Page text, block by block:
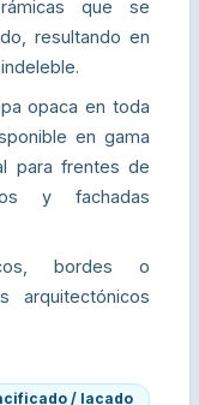
que se
resultando en
opaca en toda
en gama
para frentes de
y fachadas
bordes o
arquitectónicos
/ lacado